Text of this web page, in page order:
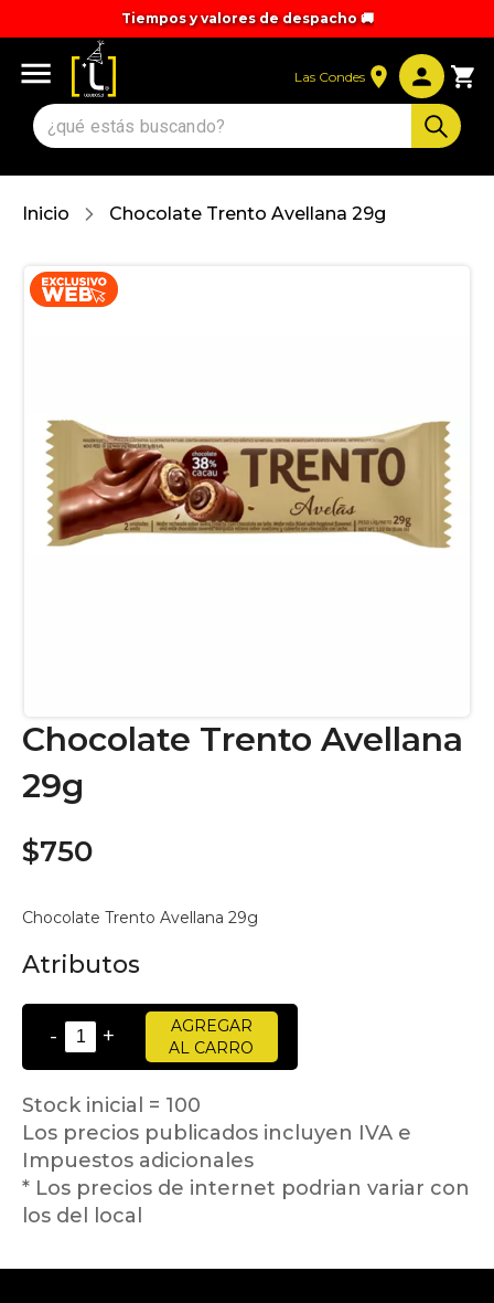
Tiempos y valores de despacho 🚚
Las Condes
Inicio Chocolate Trento Avellana 29g
Chocolate Trento Avellana
29g
$750
Chocolate Trento Avellana 29g
Atributos
- +
AGREGAR
AL CARRO
Stock inicial = 100
Los precios publicados incluyen IVA e
Impuestos adicionales
* Los precios de internet podrian variar con
los del local